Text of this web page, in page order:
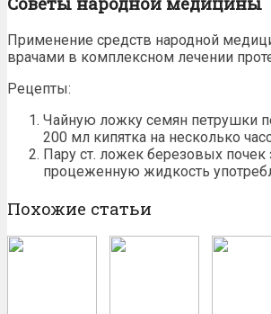
Применение средств народной
врачами в комплексном лечении
Рецепты:
Чайную ложку семян петрушки
200 мл кипятка на несколько
Пару ст. ложек березовых почек
процеженную жидкость
Похожие статьи